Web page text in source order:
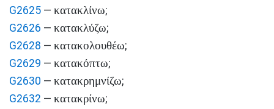
G2625 — κατακλίνω;
G2626 — κατακλύζω;
G2628 — κατακολουθέω;
G2629 — κατακόπτω;
G2630 — κατακρημνίζω;
G2632 — κατακρίνω;